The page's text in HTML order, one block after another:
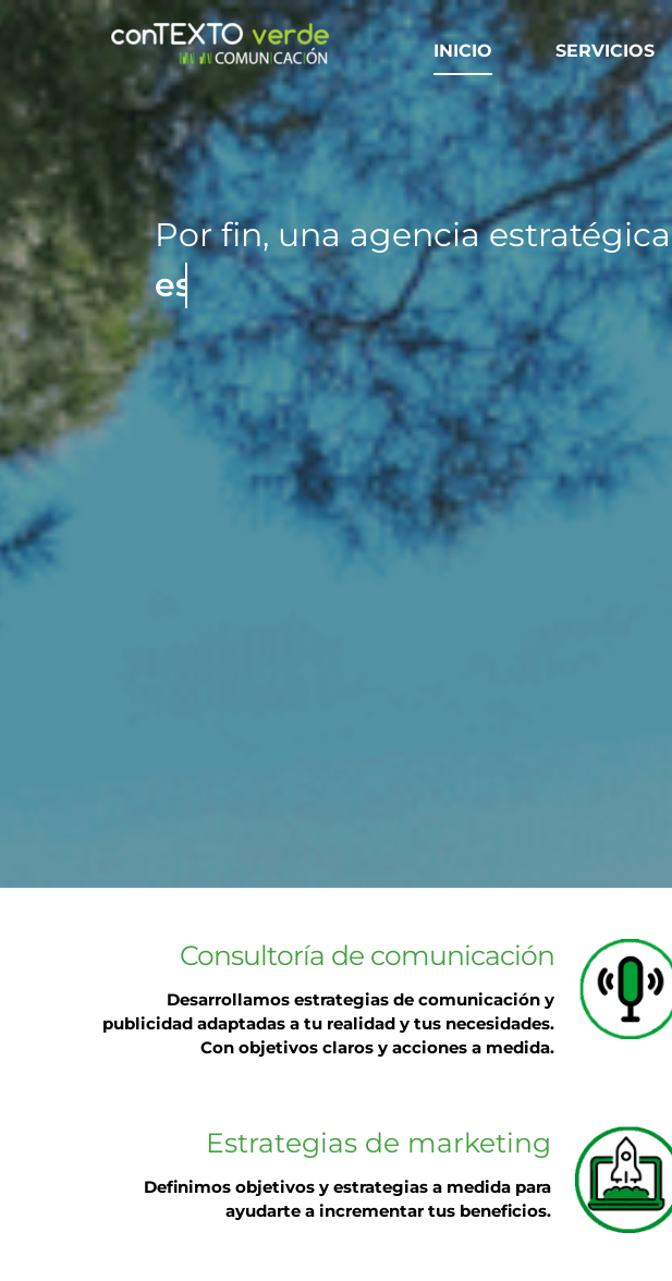
contenido
INICIO SERVICIOS
Por fin, una agencia estratégica
Consultoría de comunicación
Desarrollamos estrategias de comunicación y
publicidad adaptadas a tu realidad y tus necesidades.
Con objetivos claros y acciones a medida.
Estrategias de marketing
Definimos objetivos y estrategias a medida para
ayudarte a incrementar tus beneficios.